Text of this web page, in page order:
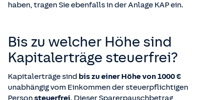
haben, tragen Sie ebenfalls in der Anlage KAP ein.
Bis zu welcher Höhe sind
Kapitalerträge steuerfrei?
Kapitalerträge sind bis zu einer Höhe von 1000 €
unabhängig vom Einkommen der steuerpflichtigen
Personsteuerfrei. Dieser Sparerpauschbetrag